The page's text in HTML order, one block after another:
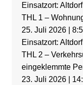
Einsatzort:
THL 1 –
25. Juli 2026|
Einsatzort:
THL 2 –
eingeklemmte
23. Juli 2026|